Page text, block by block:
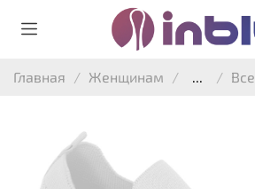
Главная Женщинам ... Все